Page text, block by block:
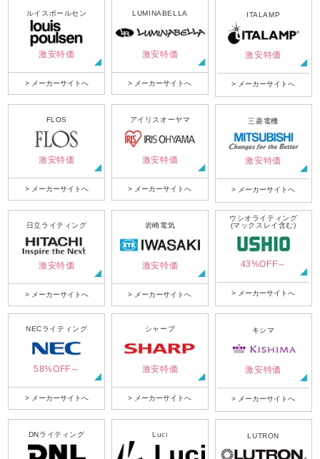
ルイスポールセン
激安特価
> メーカーサイトへ
LUMINABELLA
激安特価
> メーカーサイトへ
ITALAMP
激安特価
> メーカーサイトへ
FLOS
激安特価
> メーカーサイトへ
アイリスオーヤマ
激安特価
> メーカーサイトへ
三菱電機
激安特価
> メーカーサイトへ
日立ライティング
激安特価
> メーカーサイトへ
岩崎電気
激安特価
> メーカーサイトへ
ウシオライティング
(マックスレイ含む)
43%OFF～
> メーカーサイトへ
NECライティング
58%OFF～
> メーカーサイトへ
シャープ
激安特価
> メーカーサイトへ
キシマ
激安特価
> メーカーサイトへ
DNライティング Luci LUTRON